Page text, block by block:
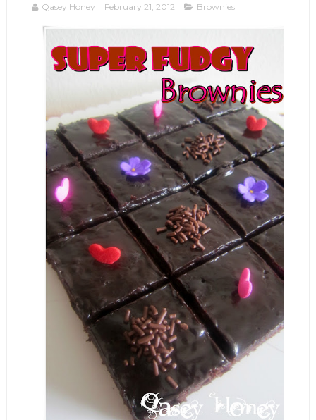
Qasey Honey February 21, 2012 Brownies